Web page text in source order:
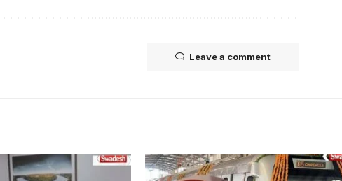
Leave a comment